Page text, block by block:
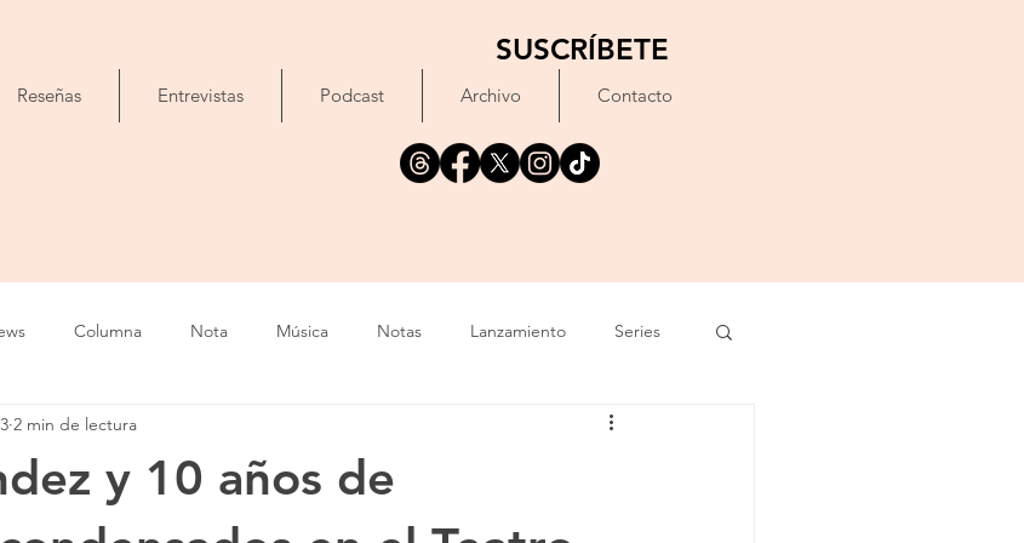
SUSCRÍBETE
Reseñas Entrevistas Podcast Archivo Contacto
Columna Nota Música Notas Lanzamiento Series
Foto Exposición Festival
Cómic Canción IA
y 10 años de
2 min de lectura